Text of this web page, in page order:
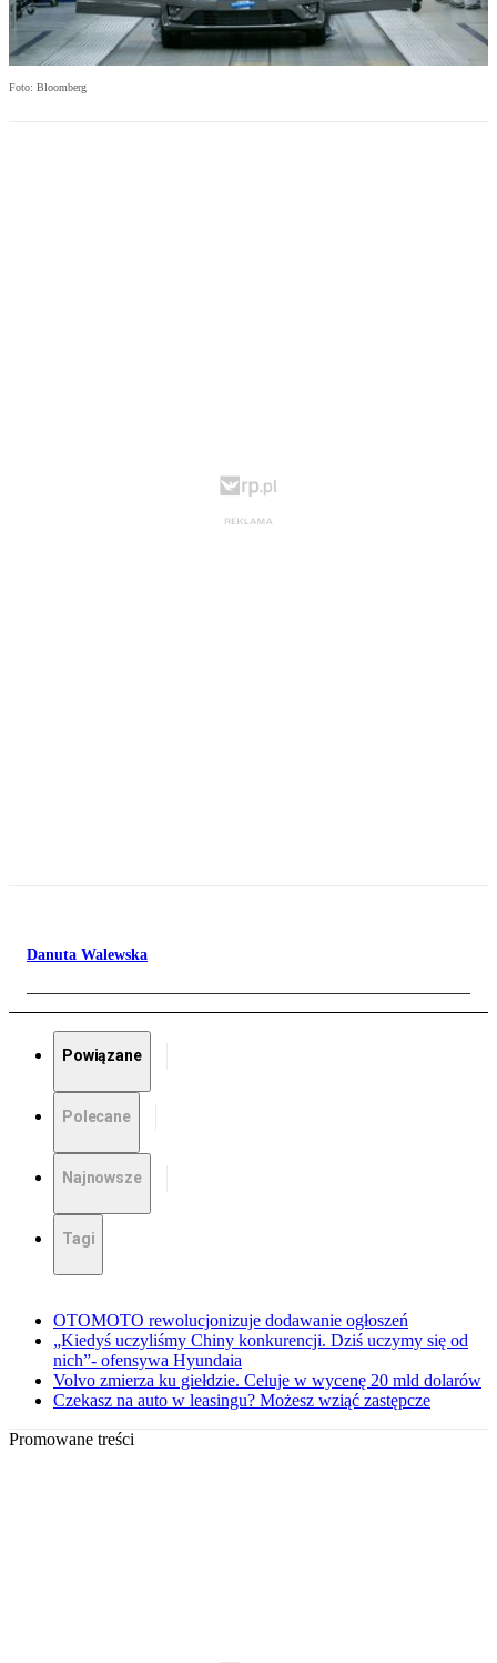
Foto: Bloomberg
Danuta Walewska
Powiązane
Polecane
Najnowsze
Tagi
OTOMOTO rewolucjonizuje dodawanie ogłoszeń
„Kiedyś uczyliśmy Chiny konkurencji. Dziś uczymy się od
nich”- ofensywa Hyundaia
Volvo zmierza ku giełdzie. Celuje w wycenę 20 mld dolarów
Czekasz na auto w leasingu? Możesz wziąć zastępcze
Promowane treści